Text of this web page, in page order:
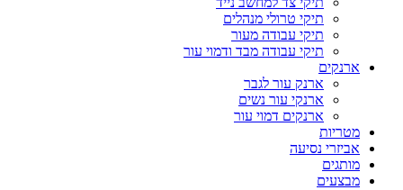
תיקי טרולי מנהלים
תיקי עבודה מעור
תיקי עבודה מבד ודמוי עור
ארנקים
ארנק עור לגבר
ארנקי עור נשים
ארנקים דמוי עור
מטריות
אביזרי נסיעה
מותגים
מבצעים